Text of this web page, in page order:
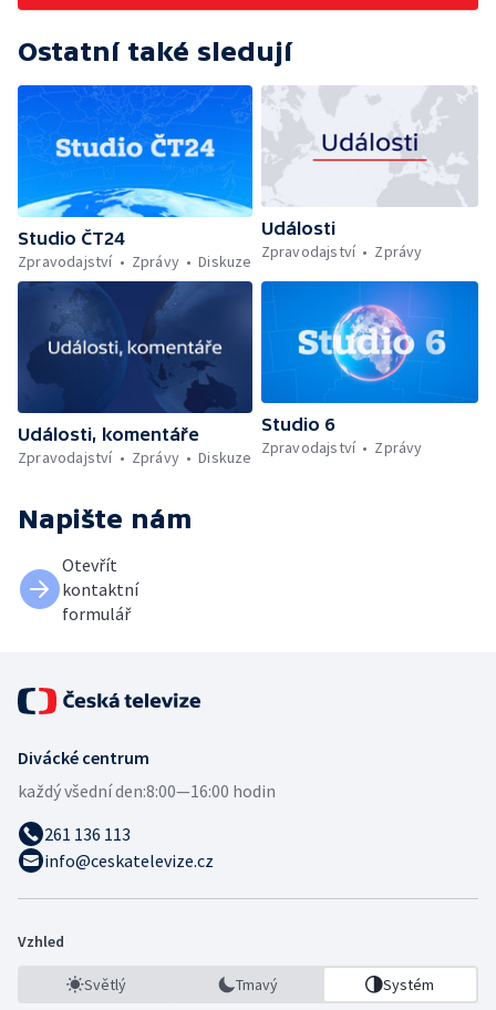
Ostatní také sledují
Studio ČT24
Zpravodajství
Zprávy Diskuze
Události
Zpravodajství
Zprávy
Události, komentáře
Zpravodajství
Zprávy Diskuze
Studio 6
Zpravodajství
Zprávy
Napište nám
Otevřít
kontaktní
formulář
Divácké centrum
každý všední den:8:00—16:00 hodin
261 136 113
info@ceskatelevize.cz
Vzhled
Světlý Tmavý Systém